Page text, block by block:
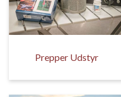
Prepper Udstyr